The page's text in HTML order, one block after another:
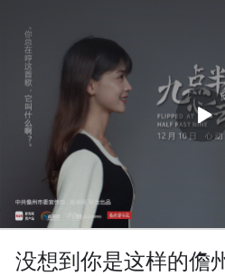
没想到你是这样的儋